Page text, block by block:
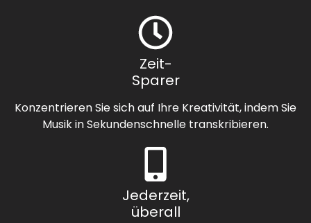
Zeit-
Sparer
Konzentrieren Sie sich auf Ihre Kreativität, indem Sie
Musik in Sekundenschnelle transkribieren.
Jederzeit,
überall